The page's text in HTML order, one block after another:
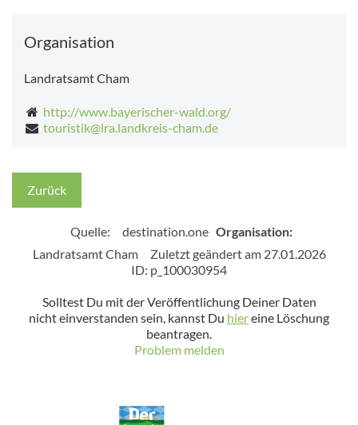
Organisation
Landratsamt Cham
http://www.bayerischer-wald.org/
touristik@lra.landkreis-cham.de
Zurück
Quelle: destination.one Organisation:
Landratsamt Cham
Zuletzt geändert am 27.01.2026
ID: p_100030954
Solltest Du mit der Veröffentlichung Deiner Daten
nicht einverstanden sein, kannst Du hiereine Löschung
beantragen.
Problem melden